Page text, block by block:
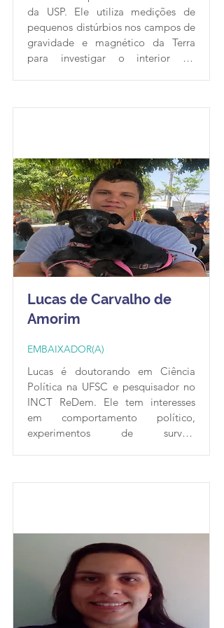
da USP. Ele utiliza medições de
pequenos distúrbios nos campos de
gravidade e magnético da Terra
para investigar o interior do
linguagem Python dentro do
Hackathon de reprodutibilidade
local e/ou criar um grupo de
discussão informal sobre ciência
aberta no IAG/USP, trazendo
artigos, matérias e outros pontos
para discussão.
Lucas de Carvalho de
Amorim
EMBAIXADOR(A)
Lucas é doutorando em Ciência
Política na UFSC e pesquisador no
INCT ReDem. Ele tem interesses
em comportamento político,
experimentos de survey,
reprodutibilidade nas Ciências
pesquisas em Ciências Sociais, uso
de linguagens de programação
livres e de código aberto para
garantia de transparência e
reprodutibilidade, além da
realização e logística de eventos